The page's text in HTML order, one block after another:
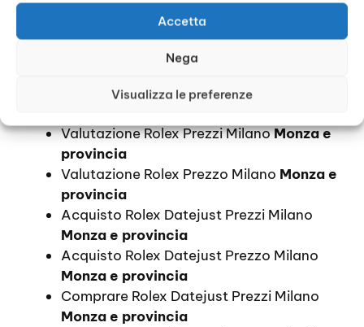
Accetta
Nega
Visualizza le preferenze
Monza e provincia
Quotazione Orologi Rolex Prezzi Milano
Quotazione Orologi Rolex Prezzo Milano
Valutazione Rolex Prezzi MilanoMonza e
provincia
Valutazione Rolex Prezzo Milano Monza e
provincia
Acquisto Rolex Datejust Prezzi Milano
Monza e provincia
Acquisto Rolex Datejust Prezzo Milano
Monza e provincia
Comprare Rolex Datejust Prezzi Milano
Monza e provincia